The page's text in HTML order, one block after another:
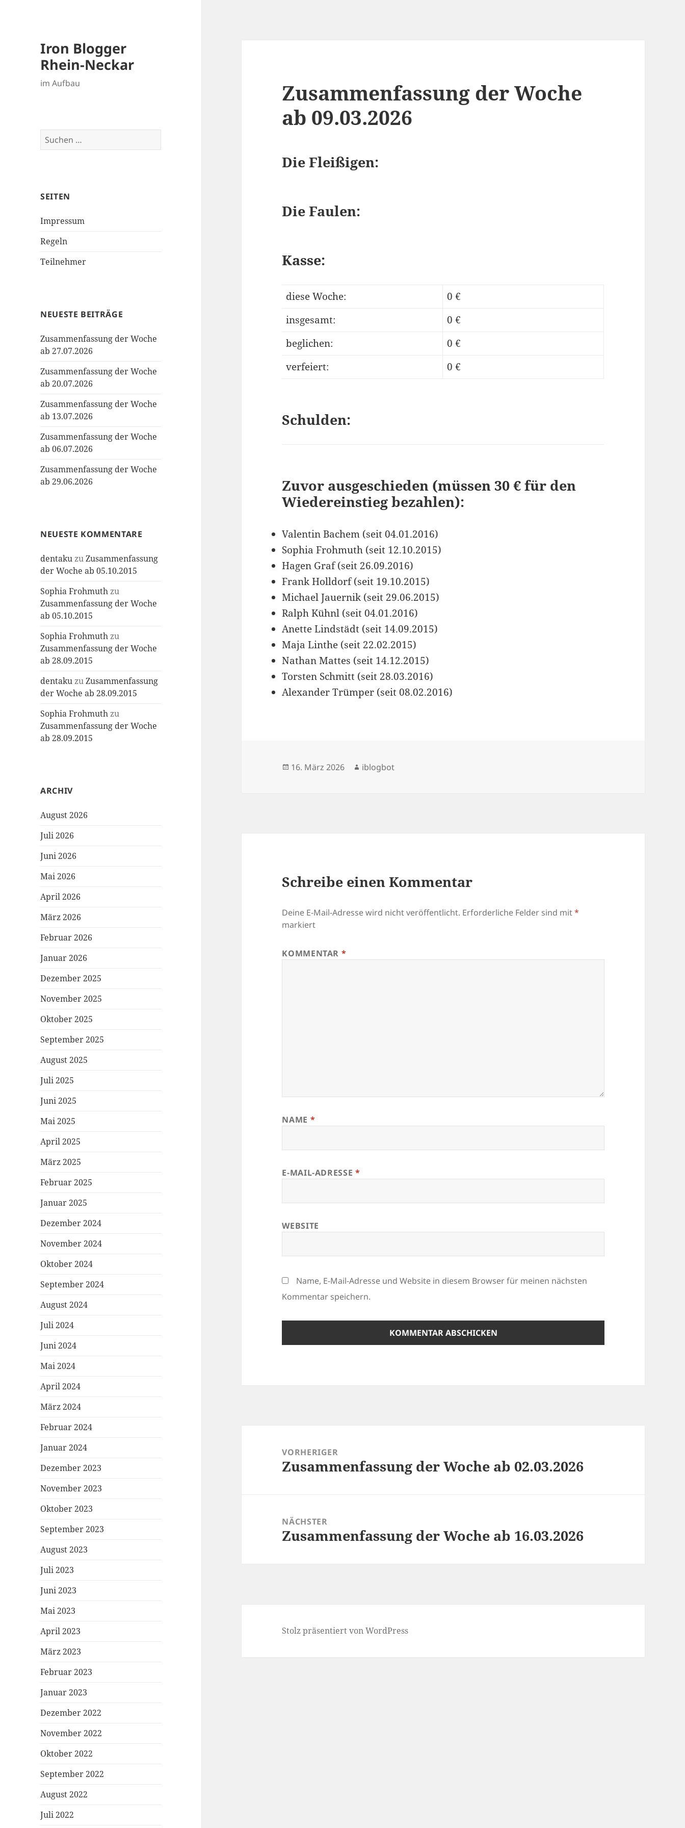
Iron Blogger
Rhein-Neckar
im Aufbau
Suchen
nach:
SEITEN
Impressum
Regeln
Teilnehmer
NEUESTE BEITRÄGE
Zusammenfassung der Woche
ab 27.07.2026
Zusammenfassung der Woche
ab 20.07.2026
Zusammenfassung der Woche
ab 13.07.2026
Zusammenfassung der Woche
ab 06.07.2026
Zusammenfassung der Woche
ab 29.06.2026
NEUESTE KOMMENTARE
dentakuzuZusammenfassung
der Woche ab 05.10.2015
Sophia Frohmuthzu
Zusammenfassung der Woche
ab 05.10.2015
Sophia Frohmuthzu
Zusammenfassung der Woche
ab 28.09.2015
dentakuzuZusammenfassung
der Woche ab 28.09.2015
Sophia Frohmuthzu
Zusammenfassung der Woche
ab 28.09.2015
ARCHIV
August 2026
Juli 2026
Juni 2026
Mai 2026
April 2026
März 2026
Februar 2026
Januar 2026
Dezember 2025
November 2025
Oktober 2025
September 2025
August 2025
Juli 2025
Juni 2025
Mai 2025
April 2025
März 2025
Februar 2025
Januar 2025
Dezember 2024
November 2024
Oktober 2024
September 2024
August 2024
Juli 2024
Juni 2024
Mai 2024
April 2024
März 2024
Februar 2024
Januar 2024
Dezember 2023
November 2023
Oktober 2023
September 2023
August 2023
Juli 2023
Juni 2023
Mai 2023
April 2023
März 2023
Februar 2023
Januar 2023
Dezember 2022
November 2022
Oktober 2022
September 2022
August 2022
Juli 2022
Zusammenfassung der Woche
ab 09.03.2026
Die Fleißigen:
Die Faulen:
Kasse:
diese Woche:
0 €
insgesamt:
0 €
beglichen:
0 €
verfeiert:
0 €
Schulden:
Zuvor ausgeschieden (müssen 30 € für den
Wiedereinstieg bezahlen):
Valentin Bachem (seit 04.01.2016)
Sophia Frohmuth (seit 12.10.2015)
Hagen Graf (seit 26.09.2016)
Frank Holldorf (seit 19.10.2015)
Michael Jauernik (seit 29.06.2015)
Ralph Kühnl (seit 04.01.2016)
Anette Lindstädt (seit 14.09.2015)
Maja Linthe (seit 22.02.2015)
Nathan Mattes (seit 14.12.2015)
Torsten Schmitt (seit 28.03.2016)
Alexander Trümper (seit 08.02.2016)
Veröffentlicht
16. März 2026 Autor
iblogbot
Schreibe einen Kommentar
Deine E-Mail-Adresse wird nicht veröffentlicht. Erforderliche Felder sind mit*
markiert
KOMMENTAR *
NAME *
E-MAIL-ADRESSE *
WEBSITE
Name, E-Mail-Adresse und Website in diesem Browser für meinen nächsten
Kommentar speichern.
VORHERIGER
Vorheriger
Zusammenfassung der Woche ab 02.03.2026
NÄCHSTER
Nächster
Zusammenfassung der Woche ab 16.03.2026
Stolz präsentiert von WordPress